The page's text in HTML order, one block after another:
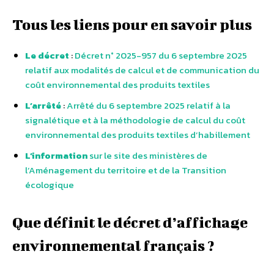
Tous les liens pour en savoir plus
Le décret :Décret n° 2025-957 du 6 septembre 2025
relatif aux modalités de calcul et de communication du
coût environnemental des produits textiles
L’arrêté:Arrêté du 6 septembre 2025 relatif à la
signalétique et à la méthodologie de calcul du coût
environnemental des produits textiles d’habillement
L’informationsur le site des ministères de
l’Aménagement du territoire et de la Transition
écologique
Que définit le décret d’affichage
environnemental français ?